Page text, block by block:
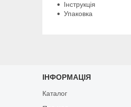
Інструкція
Упаковка
ІНФОРМАЦІЯ
Каталог